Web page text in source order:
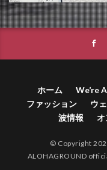
ホーム We’re
ファッション
ウ
波情報
オ
© Copyright
ALOHAGROUND